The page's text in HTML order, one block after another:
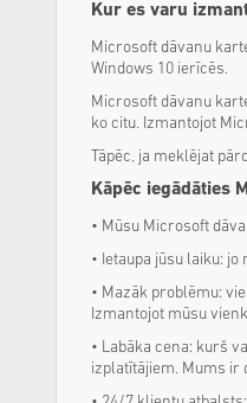
Kur es varu
Microsoft dāvanu
Windows 10 ierīcēs.
Microsoft dāvanu
ko citu. Izmantojot
Tāpēc, ja meklējat
Kāpēc iegādāties
• Mūsu Microsoft
• Ietaupa jūsu laiku:
• Mazāk problēmu:
Izmantojot mūsu
• Labāka cena: kurš
izplatītājiem. Mums ir